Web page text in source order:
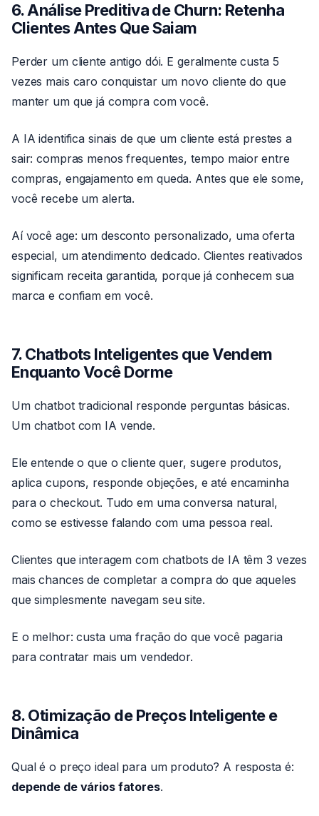
6. Análise Preditiva de Churn: Retenha
Clientes Antes Que Saiam
Perder um cliente antigo dói. E geralmente custa 5
vezes mais caro conquistar um novo cliente do que
manter um que já compra com você.
A IA identifica sinais de que um cliente está prestes a
sair: compras menos frequentes, tempo maior entre
compras, engajamento em queda. Antes que ele some,
você recebe um alerta.
Aí você age: um desconto personalizado, uma oferta
especial, um atendimento dedicado. Clientes reativados
significam receita garantida, porque já conhecem sua
marca e confiam em você.
7. Chatbots Inteligentes que Vendem
Enquanto Você Dorme
Um chatbot tradicional responde perguntas básicas.
Um chatbot com IA vende.
Ele entende o que o cliente quer, sugere produtos,
aplica cupons, responde objeções, e até encaminha
para o checkout. Tudo em uma conversa natural,
como se estivesse falando com uma pessoa real.
Clientes que interagem com chatbots de IA têm 3 vezes
mais chances de completar a compra do que aqueles
que simplesmente navegam seu site.
E o melhor: custa uma fração do que você pagaria
para contratar mais um vendedor.
8. Otimização de Preços Inteligente e
Dinâmica
Qual é o preço ideal para um produto? A resposta é:
depende de vários fatores.